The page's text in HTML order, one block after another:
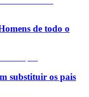
de todo o
substituir os pais